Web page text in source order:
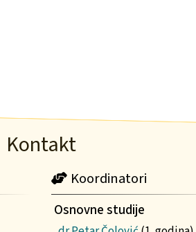
Kontakt
Koordinatori
Osnovne studije